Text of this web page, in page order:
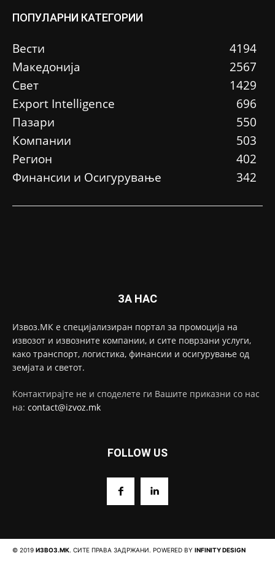
ПОПУЛАРНИ КАТЕГОРИИ
Вести
4194
Македонија
2567
Свет
1429
Еxport Intelligence
696
Пазари
550
Компании
503
Регион
402
Финансии и Осигурување
342
ЗА НАС
Извоз.МК е специјализиран портал за промоција на
извозот и извозните компании, и сите поврзани услуги,
како транспорт, логистика, финансии и осигурување од
земјата и светот.
Контактирајте не и споделете ги Вашите приказни со нас
на: contact@izvoz.mk
FOLLOW US
© 2019 ИЗВОЗ.МК. СИТЕ ПРАВА ЗАДРЖАНИ. POWERED BY INFINITY DESIGN